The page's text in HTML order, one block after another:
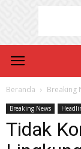
Beranda Breaking
Breaking News
Tidak